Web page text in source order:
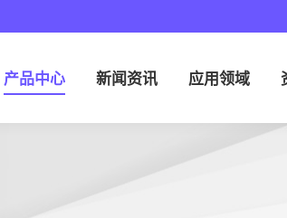
产品中心 新闻资讯 应用领域